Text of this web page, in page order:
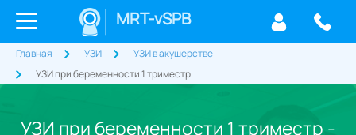
MRT-vSPB
Главная УЗИ
УЗИ в акушерстве
УЗИ при беременности 1 триместр
УЗИ при беременности 1 триместр -